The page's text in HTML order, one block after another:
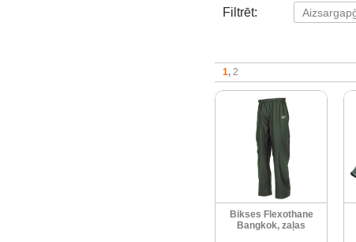
Filtrēt:
1 2
Bikses Flexothane
Bangkok, zaļas